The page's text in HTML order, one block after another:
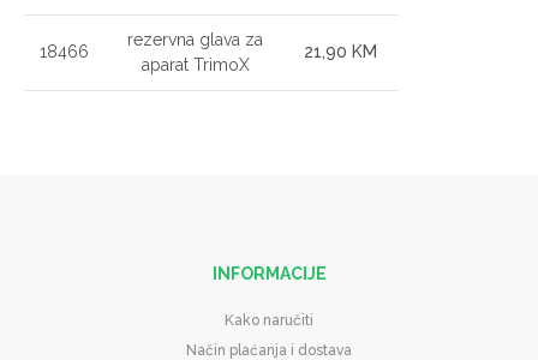
18466
rezervna glava za
aparat TrimoX
21,90 KM
INFORMACIJE
Kako naručiti
Način plaćanja i dostava